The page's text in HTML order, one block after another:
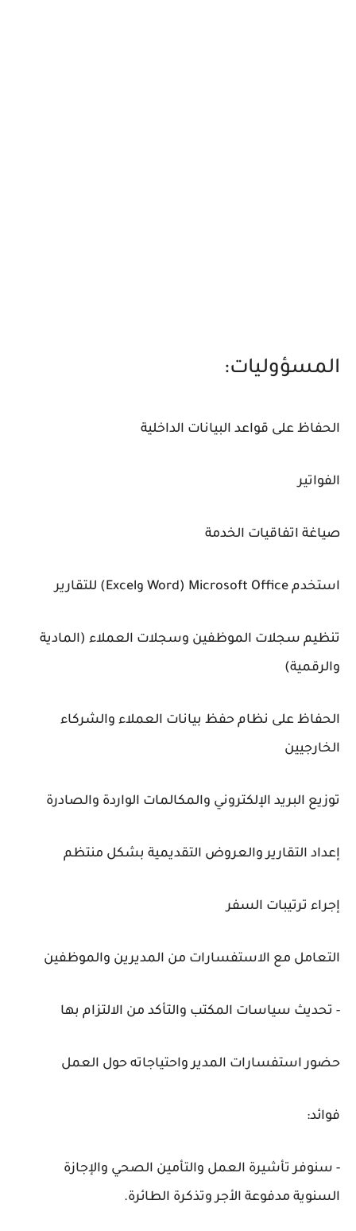
المسؤوليات:
الحفاظ على قواعد البيانات الداخلية
الفواتير
صياغة اتفاقيات الخدمة
استخدم Microsoft Office (Word وExcel) للتقارير
تنظيم سجلات الموظفين وسجلات العملاء (المادية
والرقمية)
الحفاظ على نظام حفظ بيانات العملاء والشركاء
الخارجيين
توزيع البريد الإلكتروني والمكالمات الواردة والصادرة
إعداد التقارير والعروض التقديمية بشكل منتظم
إجراء ترتيبات السفر
التعامل مع الاستفسارات من المديرين والموظفين
- تحديث سياسات المكتب والتأكد من الالتزام بها
حضور استفسارات المدير واحتياجاته حول العمل
فوائد:
- سنوفر تأشيرة العمل والتأمين الصحي والإجازة
السنوية مدفوعة الأجر وتذكرة الطائرة.